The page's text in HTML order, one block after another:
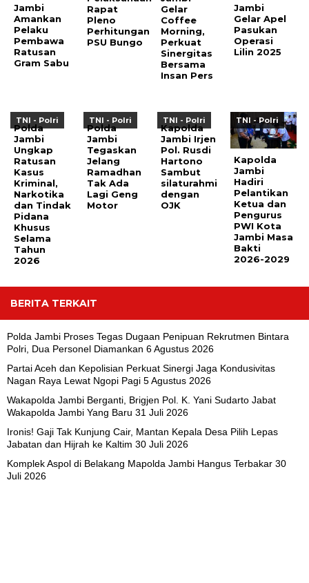
Jambi
Amankan
Pelaku
Pembawa
Ratusan
Gram Sabu
Rapat
Pleno
Perhitungan
PSU Bungo
Gelar
Coffee
Morning,
Perkuat
Sinergitas
Bersama
Insan Pers
Jambi
Gelar Apel
Pasukan
Operasi
Lilin 2025
TNI - Polri
Polda
Jambi
Ungkap
Ratusan
Kasus
Kriminal,
Narkotika
dan Tindak
Pidana
Khusus
Selama
Tahun
2026
TNI - Polri
Polda
Jambi
Tegaskan
Jelang
Ramadhan
Tak Ada
Lagi Geng
Motor
TNI - Polri
Kapolda
Jambi Irjen
Pol. Rusdi
Hartono
Sambut
silaturahmi
dengan
OJK
TNI - Polri
Kapolda
Jambi
Hadiri
Pelantikan
Ketua dan
Pengurus
PWI Kota
Jambi Masa
Bakti
2026-2029
BERITA TERKAIT
Polda Jambi Proses Tegas Dugaan Penipuan Rekrutmen Bintara
Polri, Dua Personel Diamankan 6 Agustus 2026
Partai Aceh dan Kepolisian Perkuat Sinergi Jaga Kondusivitas
Nagan Raya Lewat Ngopi Pagi 5 Agustus 2026
Wakapolda Jambi Berganti, Brigjen Pol. K. Yani Sudarto Jabat
Wakapolda Jambi Yang Baru 31 Juli 2026
Ironis! Gaji Tak Kunjung Cair, Mantan Kepala Desa Pilih Lepas
Jabatan dan Hijrah ke Kaltim 30 Juli 2026
Komplek Aspol di Belakang Mapolda Jambi Hangus Terbakar 30
Juli 2026